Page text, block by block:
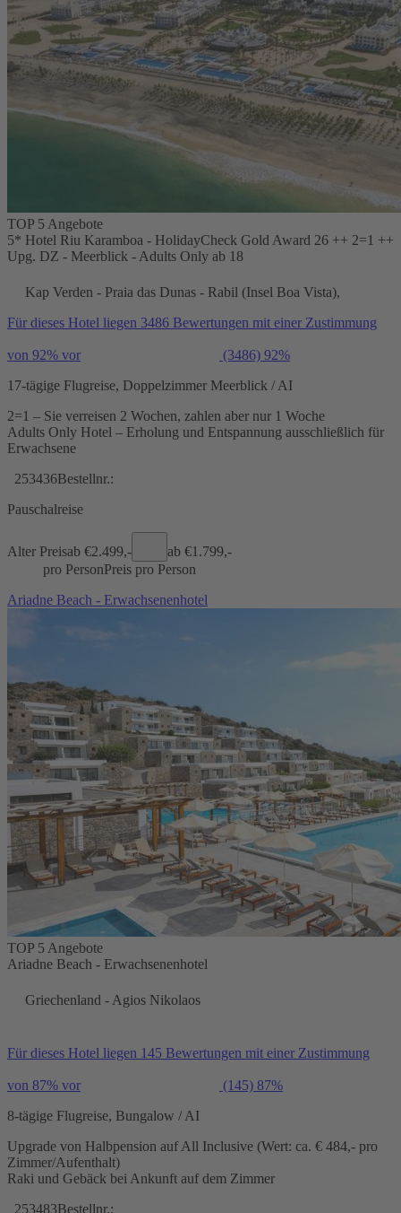
TOP 5 Angebote
5* Hotel Riu Karamboa - HolidayCheck Gold Award 26 ++ 2=1 ++
Upg. DZ - Meerblick - Adults Only ab 18
Kap Verden - Praia das Dunas - Rabil (Insel Boa Vista),
Für dieses Hotel liegen 3486 Bewertungen mit einer Zustimmung
von 92% vor (3486) 92%
17-tägige Flugreise, Doppelzimmer Meerblick / AI
2=1 – Sie verreisen 2 Wochen, zahlen aber nur 1 Woche
Adults Only Hotel – Erholung und Entspannung ausschließlich für
Erwachsene
253436Bestellnr.:
Pauschalreise
Alter Preisab €2.499,- ab €1.799,-
pro PersonPreis pro Person
Ariadne Beach - Erwachsenenhotel
TOP 5 Angebote
Ariadne Beach - Erwachsenenhotel
Griechenland - Agios Nikolaos
Für dieses Hotel liegen 145 Bewertungen mit einer Zustimmung
von 87% vor (145) 87%
8-tägige Flugreise, Bungalow / AI
Upgrade von Halbpension auf All Inclusive (Wert: ca. € 484,- pro
Zimmer/Aufenthalt)
Raki und Gebäck bei Ankunft auf dem Zimmer
253483Bestellnr.: